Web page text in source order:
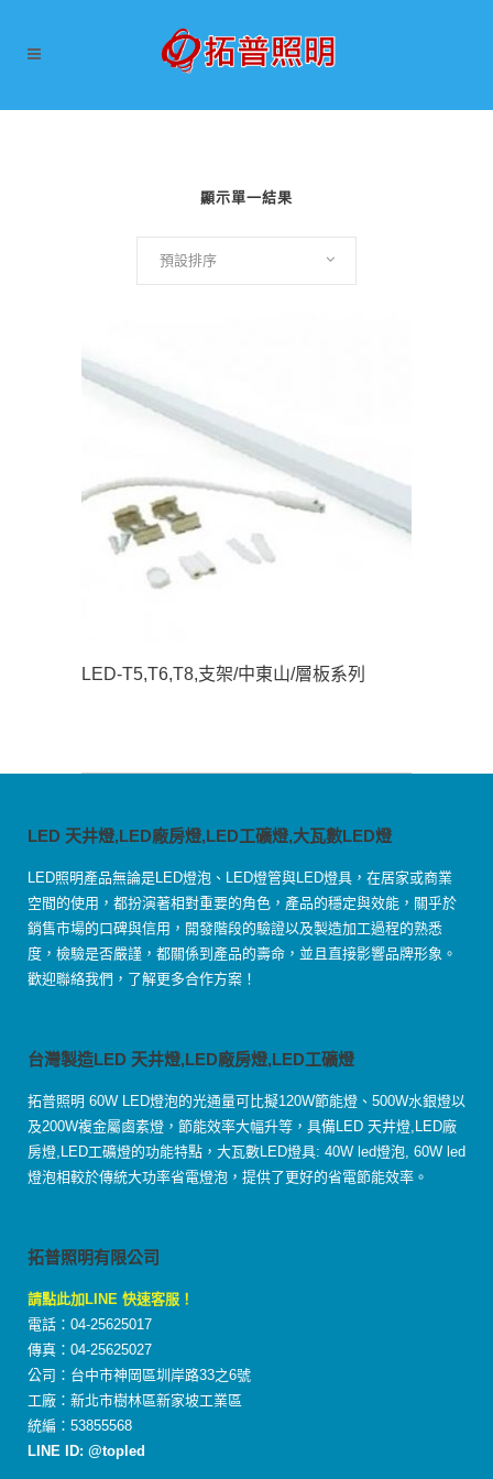
顯示單一結果
預設排序
LED-T5,T6,T8,支架/中東山/層板系列
LED 天井燈,LED廠房燈,LED工礦燈,大瓦數LED燈
LED照明產品無論是LED燈泡、LED燈管與LED燈具，在居家或商業
空間的使用，都扮演著相對重要的角色，產品的穩定與效能，關乎於
銷售市場的口碑與信用，開發階段的驗證以及製造加工過程的熟悉
度，檢驗是否嚴謹，都關係到產品的壽命，並且直接影響品牌形象。
歡迎聯絡我們，了解更多合作方案！
台灣製造LED 天井燈,LED廠房燈,LED工礦燈
拓普照明 60W LED燈泡的光通量可比擬120W節能燈、500W水銀燈以
及200W複金屬鹵素燈，節能效率大幅升等，具備LED 天井燈,LED廠
房燈,LED工礦燈的功能特點，大瓦數LED燈具: 40W led燈泡, 60W led
燈泡相較於傳統大功率省電燈泡，提供了更好的省電節能效率。
拓普照明有限公司
請點此加LINE 快速客服！
電話：04-25625017
傳真：04-25625027
公司：台中市神岡區圳岸路33之6號
工廠：新北市樹林區新家坡工業區
統編：53855568
LINE ID: @topled